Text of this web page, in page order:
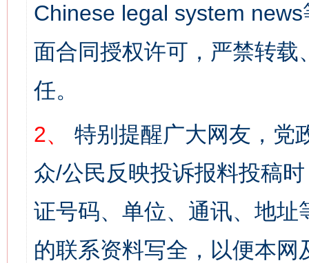
Chinese legal system
面合同授权许可，严禁转
任。
2、
特别提醒广大网友，党
众/公民反映投诉报料投稿
证号码、单位、通讯、地
的联系资料写全，以便本